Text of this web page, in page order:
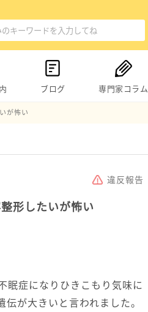
ブログ 専門家コラム
が怖い
違反報告
形したいが怖い
眠症になりひきこもり気味に
が大きいと言われました。